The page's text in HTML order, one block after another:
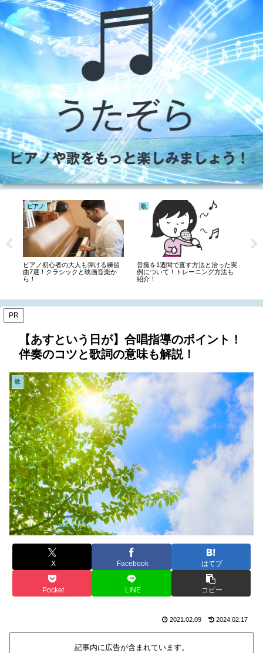
ピアノ
なないろのピアノ楽譜を初級中級
上級と簡単な順に紹介！弾き方も
未分類
燦燦(三浦大知)のウクレレ楽譜！
コードは簡単？タブ譜も調査！
PR
【あすという日が】合唱指導のポイント！
伴奏のコツと歌詞の意味も解説！
歌
X Facebook はてブ
Pocket LINE コピー
2021.02.09 2024.02.17
記事内に広告が含まれています。